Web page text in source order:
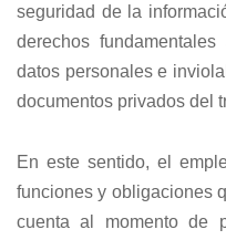
seguridad de la
derechos
datos personales e
documentos privados del
En este sentido, el
funciones y obligaciones
cuenta al momento de